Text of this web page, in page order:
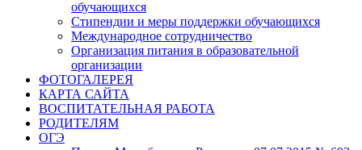
обучающихся
Стипендии и меры поддержки обучающихся
Международное сотрудничество
Организация питания в образовательной
организации
ФОТОГАЛЕРЕЯ
КАРТА САЙТА
ВОСПИТАТЕЛЬНАЯ РАБОТА
РОДИТЕЛЯМ
ОГЭ